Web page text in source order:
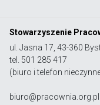
Stowarzyszenie
ul. Jasna 17, 43-360
tel. 501 285 417
(biuro i telefon
biuro@pracownia.org.pl